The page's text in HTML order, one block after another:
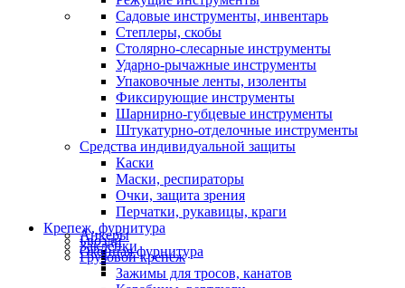
Садовые инструменты, инвентарь
Степлеры, скобы
Столярно-слесарные инструменты
Ударно-рычажные инструменты
Упаковочные ленты, изоленты
Фиксирующие инструменты
Шарнирно-губцевые инструменты
Штукатурно-отделочные инструменты
Средства индивидуальной защиты
Каски
Маски, респираторы
Очки, защита зрения
Перчатки, рукавицы, краги
Крепеж, фурнитура
Анкеры
Гвозди
Заклепки
Оконная фурнитура
Грузовой крепеж
Зажимы для тросов, канатов